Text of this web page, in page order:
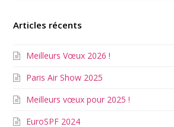
Articles récents
Meilleurs Vœux 2026 !
Paris Air Show 2025
Meilleurs vœux pour 2025 !
EuroSPF 2024